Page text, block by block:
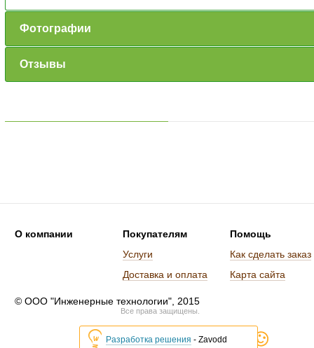
Фотографии
Отзывы
О компании
Покупателям
Услуги
Доставка и оплата
Помощь
Как сделать заказ
Карта сайта
© ООО "Инженерные технологии", 2015
Все права защищены.
Разработка решения - Zavodd